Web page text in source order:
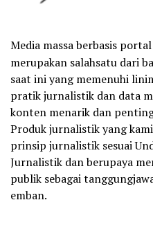
Media massa berbasis
merupakan salahsatu dari
saat ini yang memenuhi
pratik jurnalistik dan data
konten menarik dan
Produk jurnalistik yang
prinsip jurnalistik sesuai
Jurnalistik dan berupaya
publik sebagai
emban.